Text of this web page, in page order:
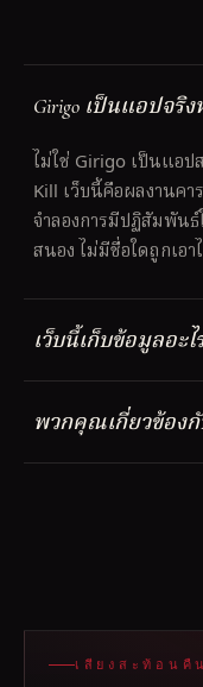
Girigo เป็นแอปจริง
ไม่ใช่ Girigo เป็นแอ
Kill เว็บนี้คือผลงานคา
จำลองการมีปฏิสัมพัน
สนอง ไม่มีชื่อใดถูกเอา
เว็บนี้เก็บข้อมูลอะไ
พวกคุณเกี่ยวข้องกั
เสียงสะท้อนคื